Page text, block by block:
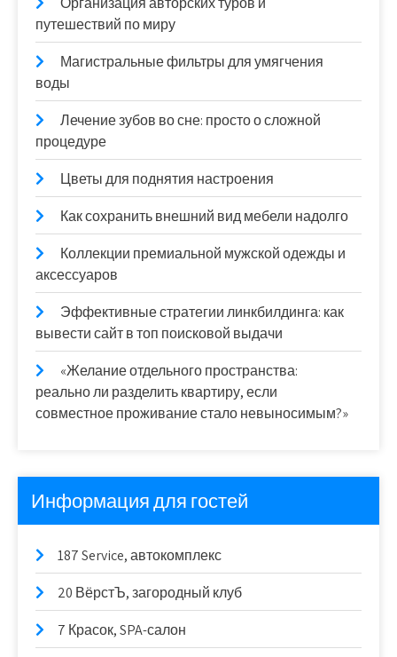
путешествий по миру
Магистральные фильтры для умягчения
воды
Лечение зубов во сне: просто о сложной
процедуре
Цветы для поднятия настроения
Как сохранить внешний вид мебели надолго
Коллекции премиальной мужской одежды и
аксессуаров
Эффективные стратегии линкбилдинга: как
вывести сайт в топ поисковой выдачи
«Желание отдельного пространства:
реально ли разделить квартиру, если
совместное проживание стало невыносимым?»
Информация для гостей
187 Service, автокомплекс
20 ВёрстЪ, загородный клуб
7 Красок, SPA-салон